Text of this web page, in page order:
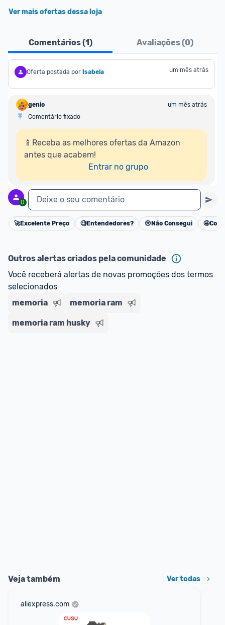
Ver mais ofertas dessa loja
Comentários (1) Avaliações (0)
Oferta postada por Isabela um mês atrás
genio
um mês atrás
Comentário fixado
📱Receba as melhores ofertas da Amazon
antes que acabem!
Entrar no grupo
0 Deixe o seu comentário
Cancelar
🚀Excelente Preço 🧐Entendedores? 😢 Não Consegui 🤩
Outros alertas criados pela comunidade
Você receberá alertas de novas promoções dos termos
selecionados
memoria
memoria ram
memoria ram husky
Veja também Ver todas
aliexpress.com